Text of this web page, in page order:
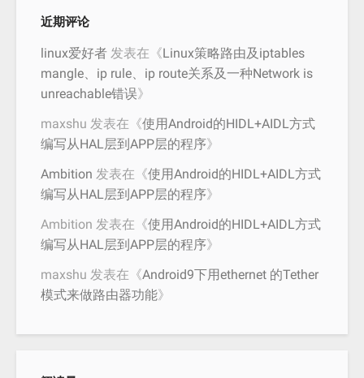
近期评论
linux爱好者 发表在《Linux策略路由及iptables
mangle、ip rule、ip route关系及一种Network is
unreachable错误》
maxshu 发表在《使用Android的HIDL+AIDL方式
编写从HAL层到APP层的程序》
Ambition 发表在《使用Android的HIDL+AIDL方式
编写从HAL层到APP层的程序》
Ambition 发表在《使用Android的HIDL+AIDL方式
编写从HAL层到APP层的程序》
maxshu 发表在《Android9下用ethernet 的Tether
模式来做路由器功能》